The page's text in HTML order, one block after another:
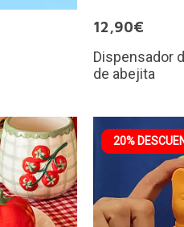
12,90€
Dispensador
de abejita
20%